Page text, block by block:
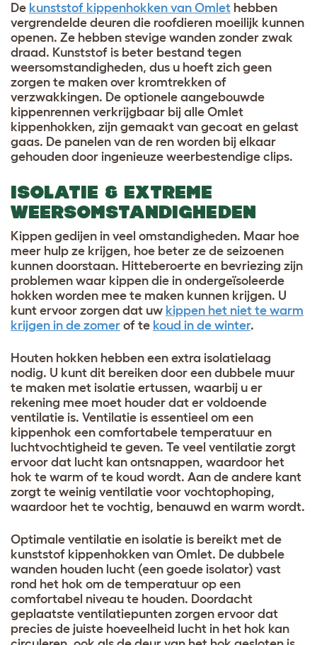
De kunststof kippenhokken van Omlet hebben
vergrendelde deuren die roofdieren moeilijk kunnen
openen. Ze hebben stevige wanden zonder zwak
draad. Kunststof is beter bestand tegen
weersomstandigheden, dus u hoeft zich geen
zorgen te maken over kromtrekken of
verzwakkingen. De optionele aangebouwde
kippenrennen verkrijgbaar bij alle Omlet
kippenhokken, zijn gemaakt van gecoat en gelast
gaas. De panelen van de ren worden bij elkaar
gehouden door ingenieuze weerbestendige clips.
ISOLATIE & EXTREME
WEERSOMSTANDIGHEDEN
Kippen gedijen in veel omstandigheden. Maar hoe
meer hulp ze krijgen, hoe beter ze de seizoenen
kunnen doorstaan. Hitteberoerte en bevriezing zijn
problemen waar kippen die in ondergeïsoleerde
hokken worden mee te maken kunnen krijgen. U
kunt ervoor zorgen dat uw kippen het niet te warm
krijgen in de zomer of te koud in de winter.
Houten hokken hebben een extra isolatielaag
nodig. U kunt dit bereiken door een dubbele muur
te maken met isolatie ertussen, waarbij u er
rekening mee moet houder dat er voldoende
ventilatie is. Ventilatie is essentieel om een
kippenhok een comfortabele temperatuur en
luchtvochtigheid te geven. Te veel ventilatie zorgt
ervoor dat lucht kan ontsnappen, waardoor het
hok te warm of te koud wordt. Aan de andere kant
zorgt te weinig ventilatie voor vochtophoping,
waardoor het te vochtig, benauwd en warm wordt.
Optimale ventilatie en isolatie is bereikt met de
kunststof kippenhokken van Omlet. De dubbele
wanden houden lucht (een goede isolator) vast
rond het hok om de temperatuur op een
comfortabel niveau te houden. Doordacht
geplaatste ventilatiepunten zorgen ervoor dat
precies de juiste hoeveelheid lucht in het hok kan